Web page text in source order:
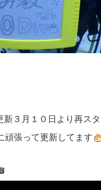
新３月１０日より再ス
頑張って更新してます